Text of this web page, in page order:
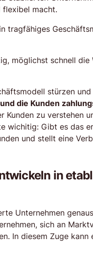
flexibel macht.
tragfähiges
möglichst schnell die
stürzen
die Kunden
Kunden zu verstehen
wichitig: Gibt es das
und stellt eine
in
Unternehmen
sich an
In diesem Zuge kann